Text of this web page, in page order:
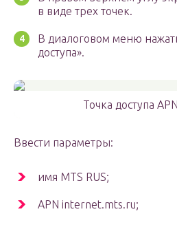
в виде трех точек.
В диалоговом меню
доступа».
Точка доступа
Ввести параметры:
имя MTS RUS;
APN internet.mts.ru;